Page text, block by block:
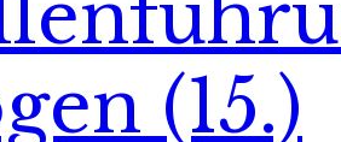
(15.)